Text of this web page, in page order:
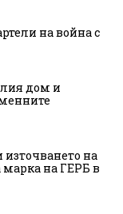
на война с
дом и
източването на
марка на ГЕРБ в